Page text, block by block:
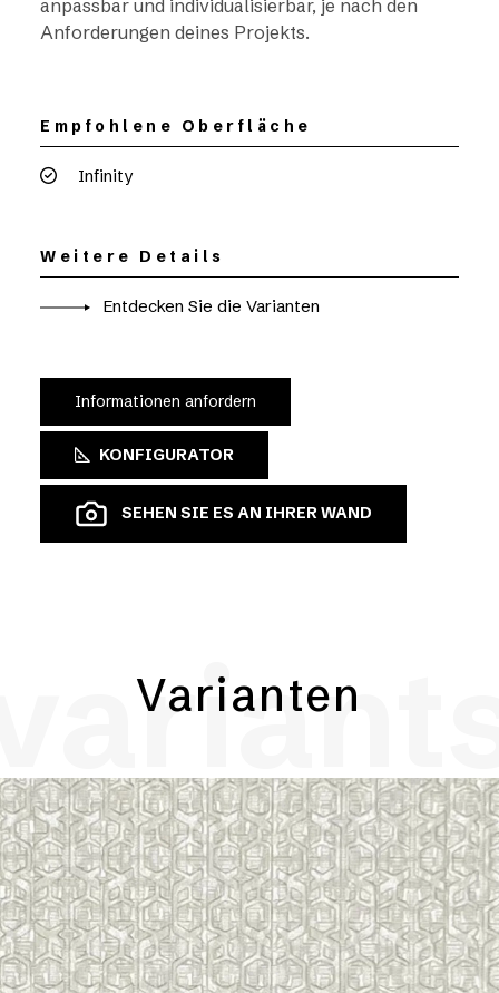
anpassbar und individualisierbar, je nach den
Anforderungen deines Projekts.
Empfohlene Oberfläche
Infinity
Weitere Details
Entdecken Sie die Varianten
Informationen anfordern
KONFIGURATOR
SEHEN SIE ES AN IHRER WAND
Varianten